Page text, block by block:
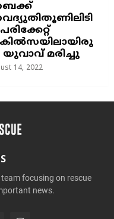
പരിക്കേറ്റ്
യുവാവ് മരിച്ചു
14, 2022
focusing on rescue
news.